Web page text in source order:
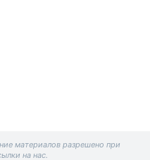
материалов разрешено при
на нас.